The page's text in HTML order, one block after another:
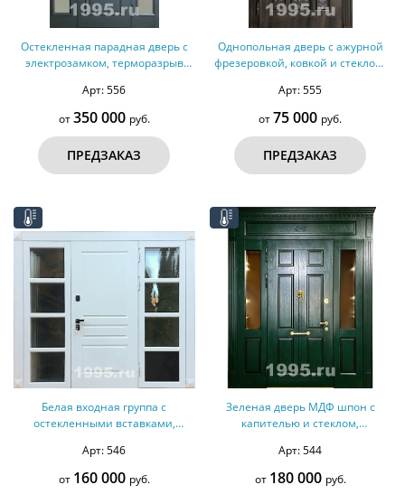
Остекленная парадная дверь с
электрозамком, терморазрыв
Арт: 556
от350 000 руб.
ПРЕДЗАКАЗ
Однопольная дверь с ажурной
фрезеровкой, ковкой и стеклом,
Арт: 555
от75 000 руб.
ПРЕДЗАКАЗ
Белая входная группа с
остекленными вставками,
Арт: 546
от 160 000 руб.
Зеленая дверь МДФ шпон с
капителью и стеклом,
Арт: 544
от 180 000 руб.